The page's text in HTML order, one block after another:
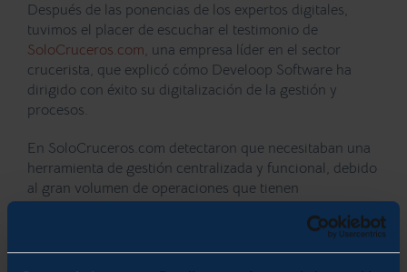
Después de las ponencias de los expertos digitales,
tuvimos el placer de escuchar el testimonio de
SoloCruceros.com, una empresa líder en el sector
crucerista, que explicó cómo Develoop Software ha
dirigido con éxito su digitalización de la gestión y
procesos
En SoloCruceros.com detectaron que necesitaban una
herramienta de gestión centralizada y funcional, debido
al gran volumen de operaciones que tienen
de ERP Odoo para digitalizar sus procesos, por su